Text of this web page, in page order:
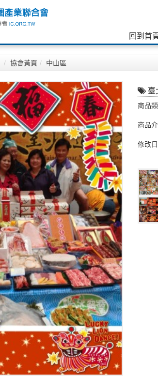
回到首
協會黃頁 中山區
臺
商品
商品
修改